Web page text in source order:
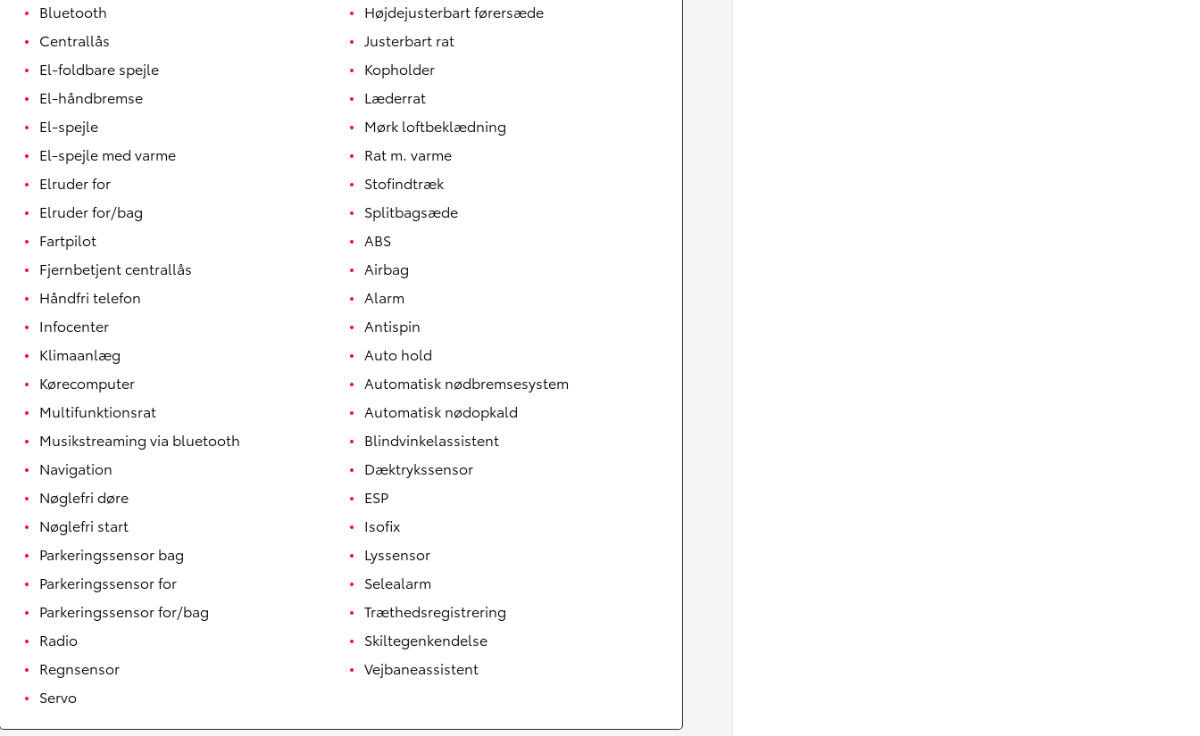
Bluetooth
Centrallås
El-foldbare spejle
El-håndbremse
El-spejle
El-spejle med varme
Elruder for
Elruder for/bag
Fartpilot
Fjernbetjent centrallås
Håndfri telefon
Infocenter
Klimaanlæg
Kørecomputer
Multifunktionsrat
Musikstreaming via bluetooth
Navigation
Nøglefri døre
Nøglefri start
Parkeringssensor bag
Parkeringssensor for
Parkeringssensor for/bag
Radio
Regnsensor
Servo
Højdejusterbart førersæde
Justerbart rat
Kopholder
Læderrat
Mørk loftbeklædning
Rat m. varme
Stofindtræk
Splitbagsæde
ABS
Airbag
Alarm
Antispin
Auto hold
Automatisk nødbremsesystem
Automatisk nødopkald
Blindvinkelassistent
Dæktrykssensor
ESP
Isofix
Lyssensor
Selealarm
Træthedsregistrering
Skiltegenkendelse
Vejbaneassistent